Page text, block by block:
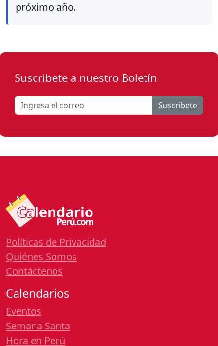
próximo año.
Suscribete a nuestro Boletín
Suscribete
Políticas de Privacidad
Quiénes Somos
Contáctenos
Calendarios
Eventos
Semana Santa
Hora en Perú